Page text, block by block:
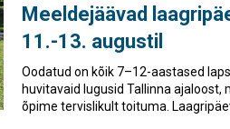
Meeldejäävad
11.-13. augustil
Oodatud on kõik 7–12-aastased
huvitavaid lugusid Tallinna
õpime tervislikult toituma.